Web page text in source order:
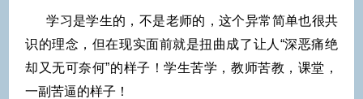
学习是学生的，不是老师的，这个异常简单也很共
识的理念，但在现实面前就是扭曲成了让人“深恶痛绝
却又无可奈何”的样子！学生苦学，教师苦教，课堂，
一副苦逼的样子！